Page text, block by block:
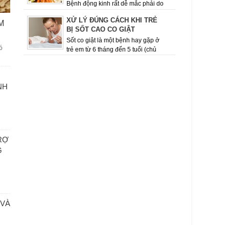
Bệnh động kinh rất dễ mắc phải do
của con người hiện nay. Việc giữ cho mình chế
độ ăn uốn...
XỬ LÝ ĐÚNG CÁCH KHI TRẺ
BỊ SỐT CAO CO GIẬT
Sốt co giật là một bệnh hay gặp ở
trẻ em từ 6 tháng đến 5 tuổi (chủ